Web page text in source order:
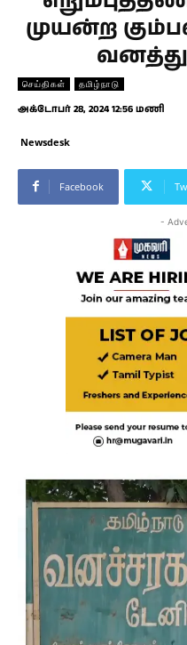
முயன்ற
செய்திகள் தமிழ்நாடு
அக்டோபர் 28, 2024 12:56 மணி
Newsdesk
Facebook
-